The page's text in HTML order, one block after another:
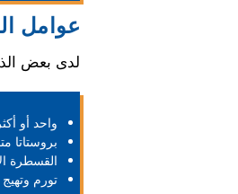
عوامل
لدى بعض
واحد أو
بروستاتا
القسطرة
تورم